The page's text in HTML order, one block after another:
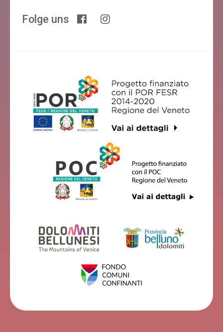
Folge uns